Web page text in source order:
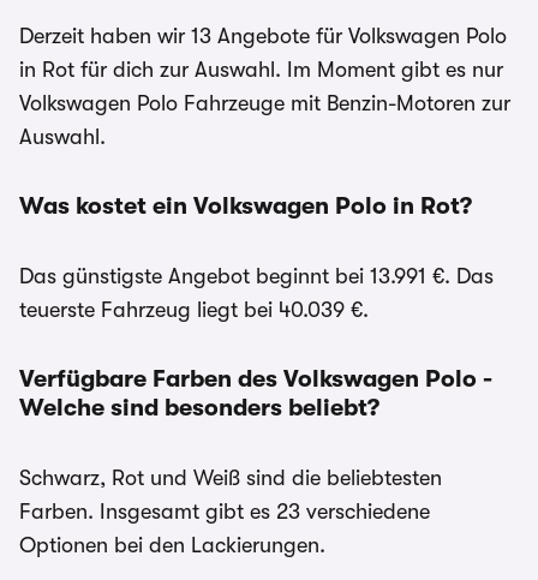
Derzeit haben wir 13 Angebote für Volkswagen Polo
in Rot für dich zur Auswahl. Im Moment gibt es nur
Volkswagen Polo Fahrzeuge mit Benzin-Motoren zur
Auswahl.
Was kostet ein Volkswagen Polo in Rot?
Das günstigste Angebot beginnt bei 13.991 €. Das
teuerste Fahrzeug liegt bei 40.039 €.
Verfügbare Farben des Volkswagen Polo -
Welche sind besonders beliebt?
Schwarz, Rot und Weiß sind die beliebtesten
Farben. Insgesamt gibt es 23 verschiedene
Optionen bei den Lackierungen.